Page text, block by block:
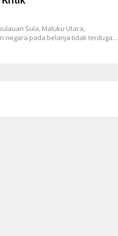
Sula, Maluku Utara,
negara pada belanja tidak terduga…